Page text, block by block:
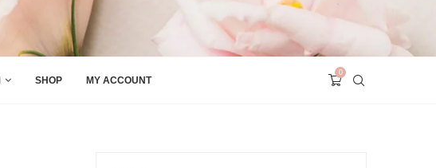
SHOP MY ACCOUNT
0